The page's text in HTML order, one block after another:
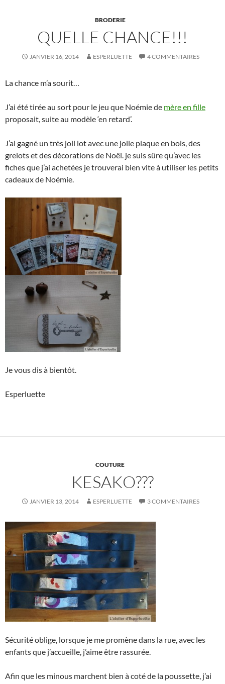
BRODERIE
QUELLE CHANCE!!!
JANVIER 16, 2014 ESPERLUETTE 4 COMMENTAIRES
La chance m’a sourit…
J’ai été tirée au sort pour le jeu que Noémie de mère en fille
proposait, suite au modèle ‘en retard’.
J’ai gagné un très joli lot avec une jolie plaque en bois, des
grelots et des décorations de Noël. je suis sûre qu’avec les
fiches que j’ai achetées je trouverai bien vite à utiliser les petits
cadeaux de Noémie.
Je vous dis à bientôt.
Esperluette
COUTURE
KESAKO???
JANVIER 13, 2014 ESPERLUETTE 3 COMMENTAIRES
Sécurité oblige, lorsque je me promène dans la rue, avec les
enfants que j’accueille, j’aime être rassurée.
Afin que les minous marchent bien à coté de la poussette, j’ai